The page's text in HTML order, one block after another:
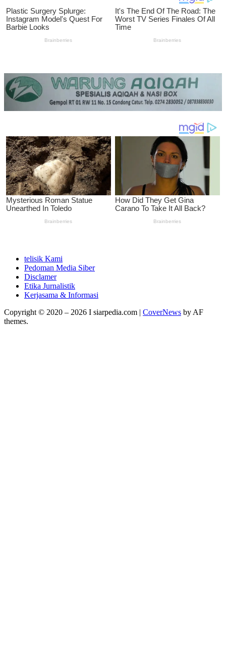
telisik Kami
Pedoman Media Siber
Disclamer
Etika Jurnalistik
Kerjasama & Informasi
Copyright © 2020 – 2026 I siarpedia.com | CoverNews by AF
themes.